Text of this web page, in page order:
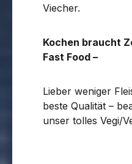
Viecher.
Kochen braucht
Fast Food –
Lieber weniger
beste Qualität –
unser tolles Vegi/